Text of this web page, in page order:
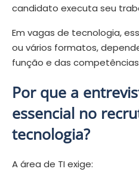
candidato executa seu
Em vagas de tecnologia,
ou vários formatos,
função e das
Por que a
essencial no
tecnologia?
A área de TI exige: